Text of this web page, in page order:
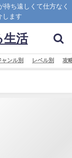
ち遠しくて仕方なく
します
生活
ャンル別 レベル別 攻